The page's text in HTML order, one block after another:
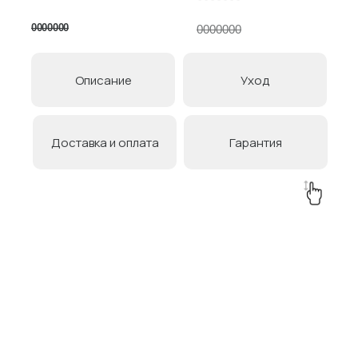
0000000 0000000
Гарантия
Доставка и оплата
Уход
Описание